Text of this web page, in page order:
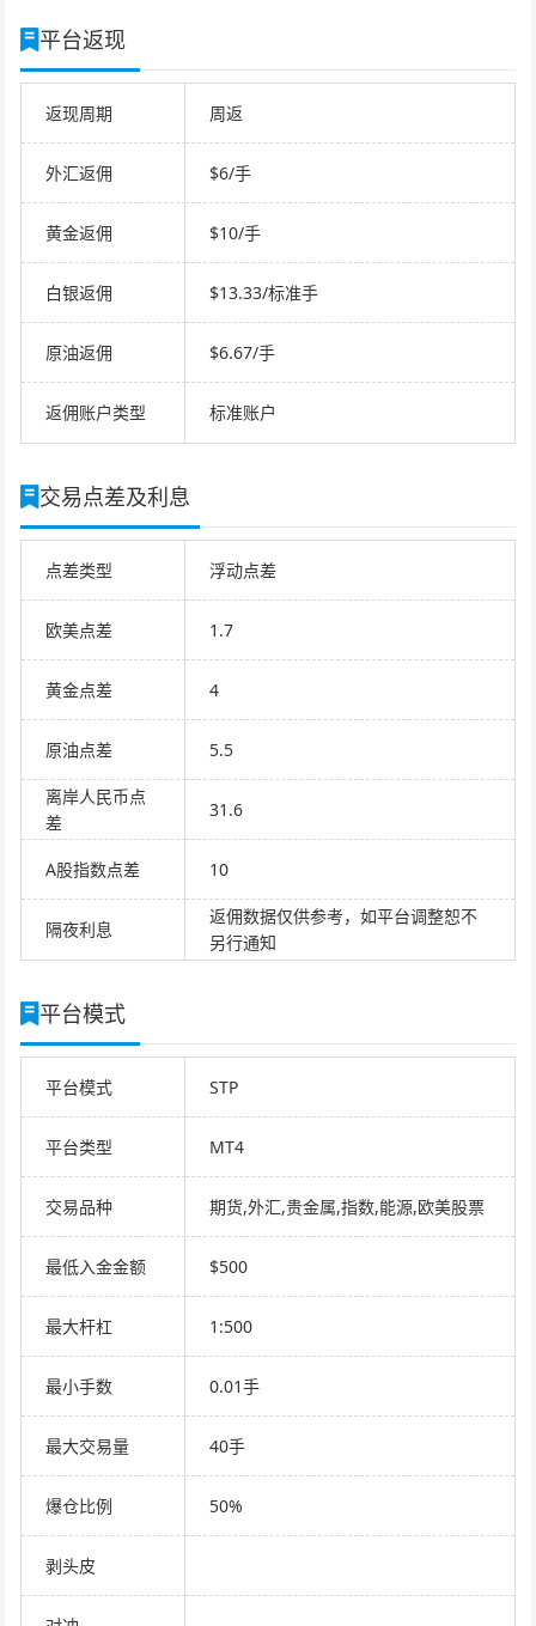
平台返现
返现周期 周返
外汇返佣 $6/手
黄金返佣 $10/手
白银返佣 $13.33/标准手
原油返佣 $6.67/手
返佣账户类型 标准账户
交易点差及利息
点差类型 浮动点差
欧美点差 1.7
黄金点差 4
原油点差 5.5
离岸人民币点
差
31.6
A股指数点差 10
隔夜利息
返佣数据仅供参考，如平台调整恕不
另行通知
平台模式
平台模式 STP
平台类型 MT4
交易品种 期货,外汇,贵金属,指数,能源,欧美股票
最低入金金额 $500
最大杆杠 1:500
最小手数 0.01手
最大交易量 40手
爆仓比例 50%
剥头皮